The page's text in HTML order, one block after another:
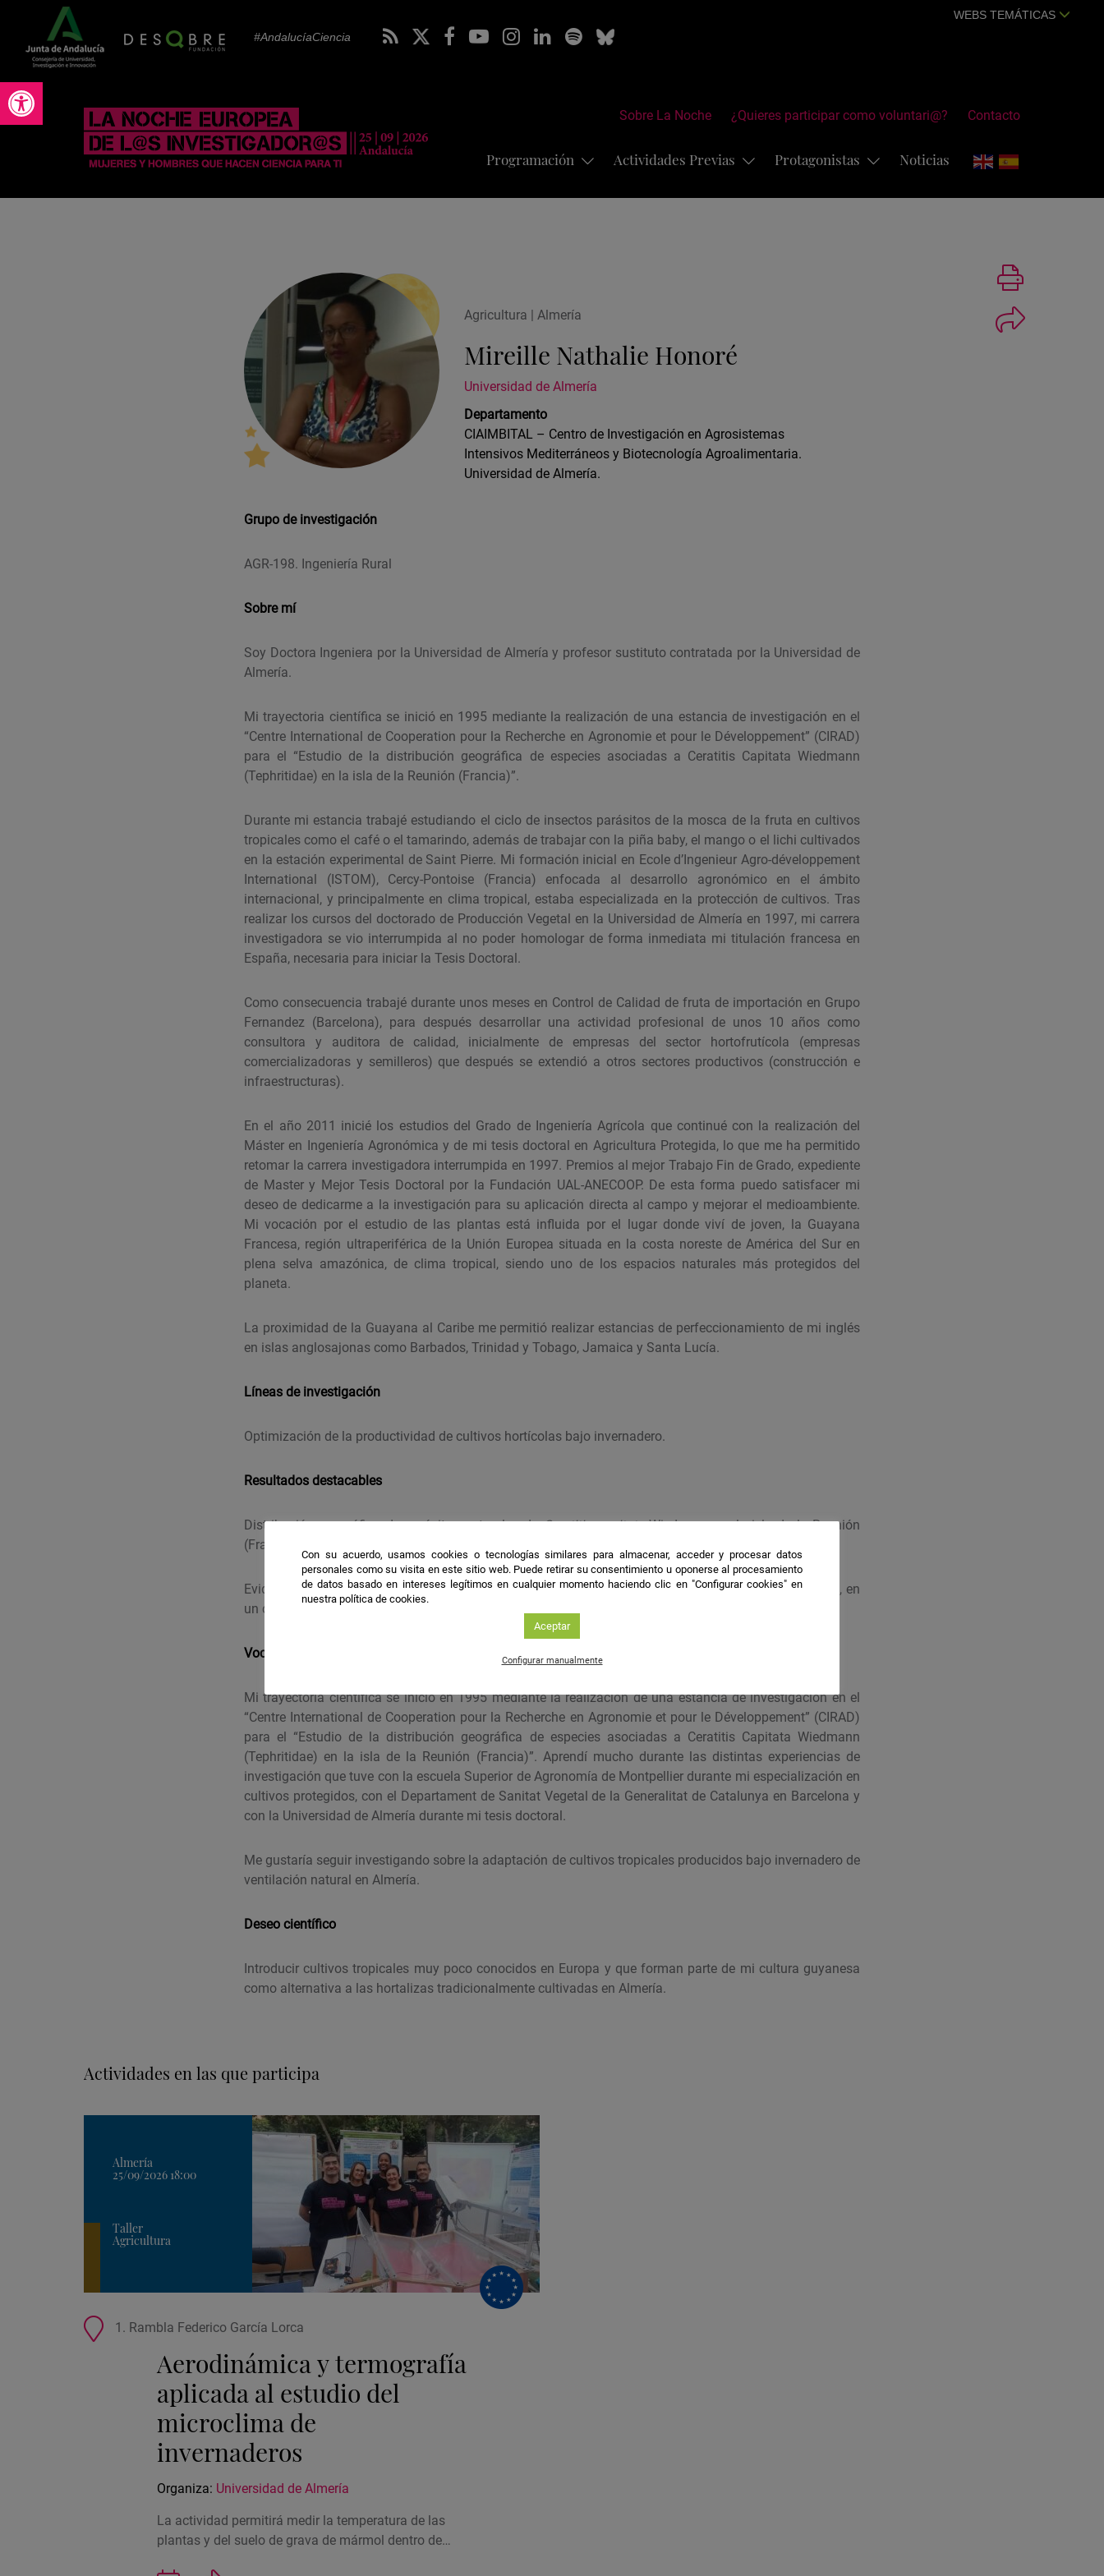
Abrir barra de herramientas
#AndalucíaCiencia
WEBS TEMÁTICAS
Sobre La Noche ¿Quieres participar como voluntari@? Contacto
Programación Actividades Previas Protagonistas Noticias
Agricultura | Almería
Mireille Nathalie Honoré
Universidad de Almería
Departamento
CIAIMBITAL – Centro de Investigación en Agrosistemas
Intensivos Mediterráneos y Biotecnología Agroalimentaria.
Universidad de Almería.
Grupo de investigación
AGR-198. Ingeniería Rural
Sobre mí
Soy Doctora Ingeniera por la Universidad de Almería y profesor sustituto contratada por la Universidad de
Almería.
Mi trayectoria científica se inició en 1995 mediante la realización de una estancia de investigación en el
“Centre International de Cooperation pour la Recherche en Agronomie et pour le Développement” (CIRAD)
para el “Estudio de la distribución geográfica de especies asociadas a Ceratitis Capitata Wiedmann
(Tephritidae) en la isla de la Reunión (Francia)”.
Durante mi estancia trabajé estudiando el ciclo de insectos parásitos de la mosca de la fruta en cultivos
tropicales como el café o el tamarindo, además de trabajar con la piña baby, el mango o el lichi cultivados
en la estación experimental de Saint Pierre. Mi formación inicial en Ecole d’Ingenieur Agro-développement
International (ISTOM), Cercy-Pontoise (Francia) enfocada al desarrollo agronómico en el ámbito
internacional, y principalmente en clima tropical, estaba especializada en la protección de cultivos. Tras
realizar los cursos del doctorado de Producción Vegetal en la Universidad de Almería en 1997, mi carrera
investigadora se vio interrumpida al no poder homologar de forma inmediata mi titulación francesa en
España, necesaria para iniciar la Tesis Doctoral.
Como consecuencia trabajé durante unos meses en Control de Calidad de fruta de importación en Grupo
Fernandez (Barcelona), para después desarrollar una actividad profesional de unos 10 años como
consultora y auditora de calidad, inicialmente de empresas del sector hortofrutícola (empresas
comercializadoras y semilleros) que después se extendió a otros sectores productivos (construcción e
infraestructuras).
En el año 2011 inicié los estudios del Grado de Ingeniería Agrícola que continué con la realización del
Máster en Ingeniería Agronómica y de mi tesis doctoral en Agricultura Protegida, lo que me ha permitido
retomar la carrera investigadora interrumpida en 1997. Premios al mejor Trabajo Fin de Grado, expediente
de Master y Mejor Tesis Doctoral por la Fundación UAL-ANECOOP. De esta forma puedo satisfacer mi
deseo de dedicarme a la investigación para su aplicación directa al campo y mejorar el medioambiente.
Mi vocación por el estudio de las plantas está influida por el lugar donde viví de joven, la Guayana
Francesa, región ultraperiférica de la Unión Europea situada en la costa noreste de América del Sur en
plena selva amazónica, de clima tropical, siendo uno de los espacios naturales más protegidos del
planeta.
La proximidad de la Guayana al Caribe me permitió realizar estancias de perfeccionamiento de mi inglés
en islas anglosajonas como Barbados, Trinidad y Tobago, Jamaica y Santa Lucía.
Líneas de investigación
Optimización de la productividad de cultivos hortícolas bajo invernadero.
Resultados destacables
Distribución geográfica de parásitos naturales deCeratitis capitataWiedmann en la isla de la Reunión
(Francia)
Evidencia de la influencia del sexado precoz Carica papaya, L. en la producción y la calidad del fruto, en
un cultivo bajo invernadero de ventilación natural en Almería.
Vocación
Mi trayectoria científica se inició en 1995 mediante la realización de una estancia de investigación en el
“Centre International de Cooperation pour la Recherche en Agronomie et pour le Développement” (CIRAD)
para el “Estudio de la distribución geográfica de especies asociadas a Ceratitis Capitata Wiedmann
(Tephritidae) en la isla de la Reunión (Francia)”. Aprendí mucho durante las distintas experiencias de
investigación que tuve con la escuela Superior de Agronomía de Montpellier durante mi especialización en
cultivos protegidos, con el Departament de Sanitat Vegetal de la Generalitat de Catalunya en Barcelona y
con la Universidad de Almería durante mi tesis doctoral.
Me gustaría seguir investigando sobre la adaptación de cultivos tropicales producidos bajo invernadero de
ventilación natural en Almería.
Deseo científico
Introducir cultivos tropicales muy poco conocidos en Europa y que forman parte de mi cultura guyanesa
como alternativa a las hortalizas tradicionalmente cultivadas en Almería.
Actividades en las que participa
Almería
25/09/2026 18:00
Taller
Agricultura
de
actividad
1. Rambla Federico García Lorca
Aerodinámica y termografía
aplicada al estudio del
microclima de
invernaderos
Organiza: Universidad de Almería
La actividad permitirá medir la temperatura de las
plantas y del suelo de grava de mármol dentro de…
Guardar
Con su acuerdo, usamos cookies o tecnologías similares para almacenar, acceder y procesar datos
personales como su visita en este sitio web. Puede retirar su consentimiento u oponerse al procesamiento
de datos basado en intereses legítimos en cualquier momento haciendo clic en "Configurar cookies" en
nuestra política de cookies.
Aceptar
Configurar manualmente